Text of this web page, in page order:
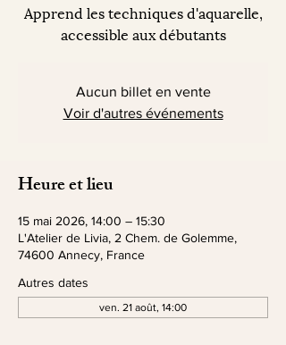
Apprend les techniques d'aquarelle,
accessible aux débutants
Aucun billet en vente
Voir d'autres événements
Heure et lieu
15 mai 2026, 14:00 – 15:30
L'Atelier de Livia, 2 Chem. de Golemme,
74600 Annecy, France
Autres dates
ven. 21 août, 14:00